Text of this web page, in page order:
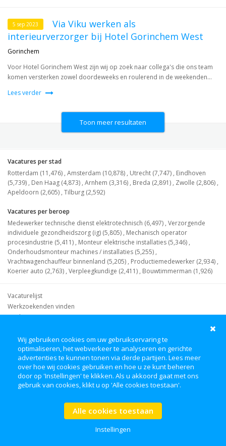
5 sep 2023
Via Viku werken als
interieurverzorger bij Hotel Gorinchem West
Gorinchem
Voor Hotel Gorinchem West zijn wij op zoek naar collega's die ons team
komen versterken zowel doordeweeks en roulerend in de weekenden...
Lees verder
Toon meer resultaten
Vacatures per stad
Rotterdam (11,476) , Amsterdam (10,878) , Utrecht (7,747) , Eindhoven
(5,739) , Den Haag (4,873) , Arnhem (3,316) , Breda (2,891) , Zwolle (2,806) ,
Apeldoorn (2,605) , Tilburg (2,592)
Vacatures per beroep
Medewerker technische dienst elektrotechnisch (6,497) , Verzorgende
individuele gezondheidszorg (ig) (5,805) , Mechanisch operator
procesindustrie (5,411) , Monteur elektrische installaties (5,346) ,
Onderhoudsmonteur machines / installaties (5,255) ,
Vrachtwagenchauffeur binnenland (5,205) , Productiemedewerker (2,934) ,
Koerier auto (2,763) , Verpleegkundige (2,411) , Bouwtimmerman (1,926)
Vacaturelijst
Werkzoekenden vinden
Werkgevers
Waar kan ik werk vinden?
Wat voor vacatures zijn er?
Wat kan ik waar doen?
Facebook LinkedIn
Over ons
Disclaimer
Wij gebruiken cookies om uw gebruikservaring te
optimaliseren, het webverkeer te analyseren en gerichte
advertenties te kunnen tonen via derde partijen. Lees meer
over hoe wij cookies gebruiken en hoe u ze kunt beheren
door op 'Instellingen' te klikken. Als u akkoord gaat met ons
gebruik van cookies, klikt u op 'Alle cookies toestaan'.
Alle cookies toestaan
Instellingen